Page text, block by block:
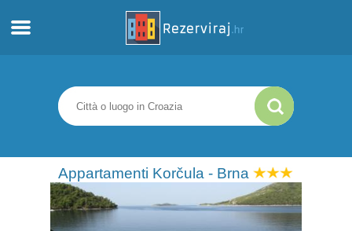
Appartamenti
Informazioni turistiche
Spiagge
Appartamenti Korčula - Brna